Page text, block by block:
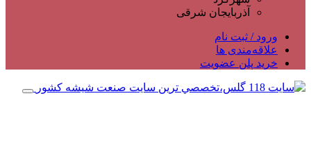
آذربایجان شرقی
ورود / ثبت نام
علاقه‌مندی ها
خرید پلن عضویت